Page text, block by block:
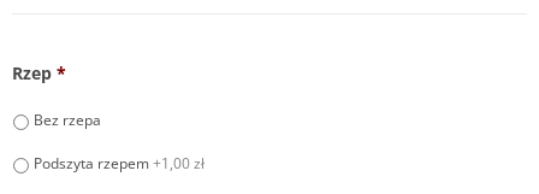
Rzep *
Bez rzepa
Podszyta rzepem+1,00 zł